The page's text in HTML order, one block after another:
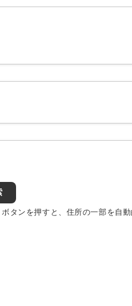
ボタンを押すと、住所の一部を自動